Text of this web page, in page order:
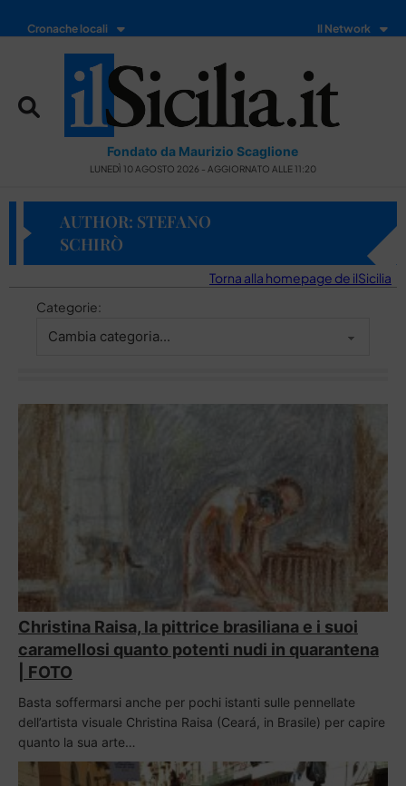
Cronache locali Il Network
Fondato da Maurizio Scaglione
LUNEDÌ 10 AGOSTO 2026 - AGGIORNATO ALLE 11:20
AUTHOR: STEFANO
SCHIRÒ
Torna alla homepage de ilSicilia
Categorie:
Christina Raisa, la pittrice brasiliana e i suoi
caramellosi quanto potenti nudi in quarantena
| FOTO
Basta soffermarsi anche per pochi istanti sulle pennellate
dell’artista visuale Christina Raisa (Ceará, in Brasile) per capire
quanto la sua arte…